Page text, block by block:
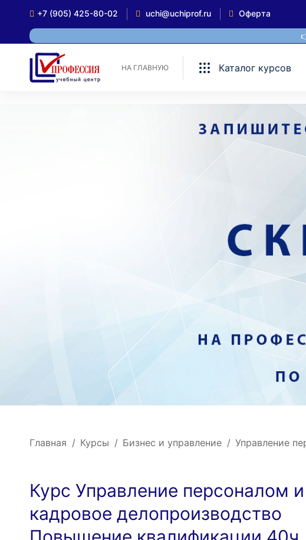
+7 (905) 425-80-02 uchi@uchiprof.ru Оферта
НА ГЛАВНУЮ Каталог курсов
Главная Курсы Бизнес и управление Управление
Курс Управление персоналом и
кадровое делопроизводство